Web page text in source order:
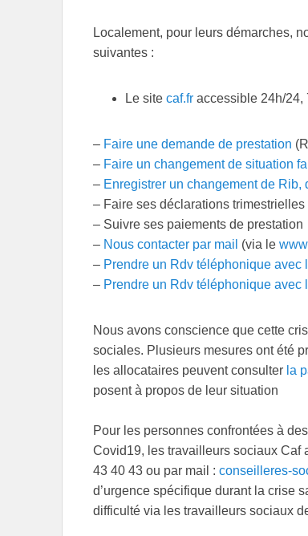
Localement, pour leurs démarches,
suivantes :
Le site caf.fr accessible 24h/24,
– Faire une demande de prestation
– Faire un changement de situation
– Enregistrer un changement de Rib,
– Faire ses déclarations trimestrielles
– Suivre ses paiements de prestation
– Nous contacter par mail (via le
– Prendre un Rdv téléphonique avec
– Prendre un Rdv téléphonique avec
Nous avons conscience que cette
sociales. Plusieurs mesures ont été
les allocataires peuvent consulter la
posent à propos de leur situation
Pour les personnes confrontées à
Covid19, les travailleurs sociaux Caf
43 40 43 ou par mail : conseilleres-
d’urgence spécifique durant la crise
difficulté via les travailleurs sociaux